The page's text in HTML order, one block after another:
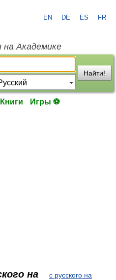
EN DE ES FR
на Академике
Найти!
Книги Игры ⚽
на
с русского на